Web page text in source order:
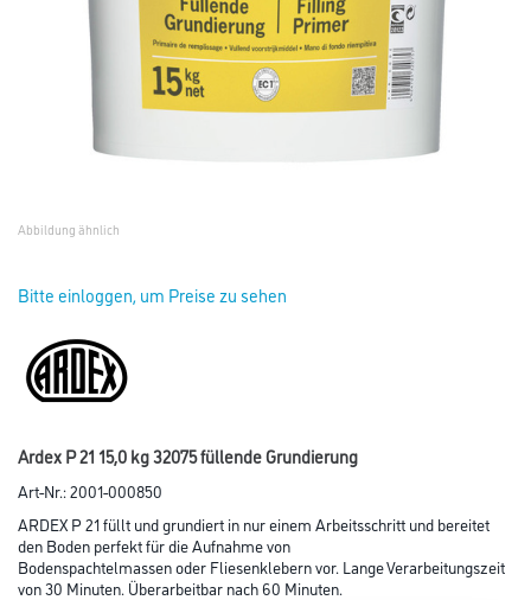
Abbildung ähnlich
Bitte einloggen, um Preise zu sehen
Ardex P 21 15,0 kg 32075 füllende Grundierung
Art-Nr.:2001-000850
ARDEX P 21 füllt und grundiert in nur einem Arbeitsschritt und bereitet
den Boden perfekt für die Aufnahme von
Bodenspachtelmassen oder Fliesenklebern vor. Lange Verarbeitungszeit
von 30 Minuten. Überarbeitbar nach 60 Minuten.